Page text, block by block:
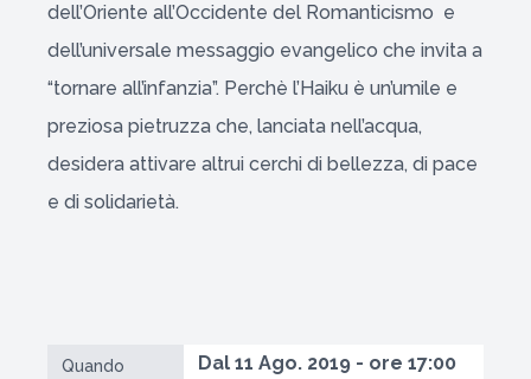
dell’Oriente all’Occidente del Romanticismo e
dell’universale messaggio evangelico che invita a
“tornare all’infanzia”. Perchè l’Haiku è un’umile e
preziosa pietruzza che, lanciata nell’acqua,
desidera attivare altrui cerchi di bellezza, di pace
e di solidarietà.
Quando
Dal 11 Ago. 2019 - ore 17:00